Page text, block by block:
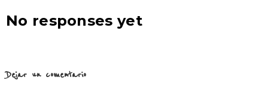
No responses yet
Dejar un comentario